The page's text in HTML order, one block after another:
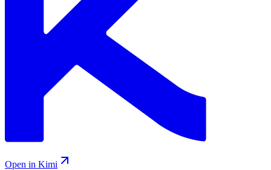
Open in Kimi